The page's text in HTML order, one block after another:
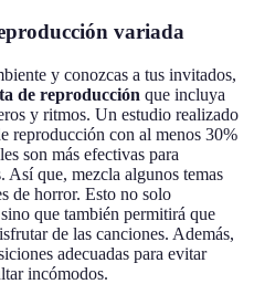
variada
y conozcas a tus invitados,
de reproducción que incluya
y ritmos. Un estudio realizado
reproducción con al menos 30%
son más efectivas para
Así que, mezcla algunos temas
de horror. Esto no solo
que también permitirá que
de las canciones. Además,
adecuadas para evitar
incómodos.